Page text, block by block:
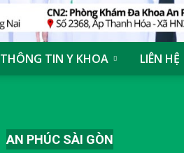
THÔNG TIN Y KHOA LIÊN HỆ
AN PHÚC SÀI GÒN